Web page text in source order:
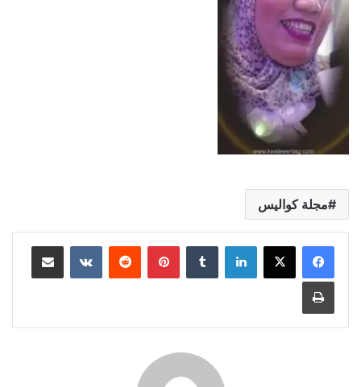
مجلة كواليس
لينكدإن بينتيريست مشاركة عبر البريد
طباعة